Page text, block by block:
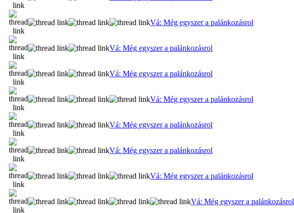
Vá: Még egyszer a palánkozásrol
Vá: Még egyszer a palánkozásrol
Vá: Még egyszer a palánkozásrol
Vá: Még egyszer a palánkozásrol
Vá: Még egyszer a palánkozásrol
Vá: Még egyszer a palánkozásrol
Vá: Még egyszer a palánkozásrol
Vá: Még egyszer a palánkozásrol